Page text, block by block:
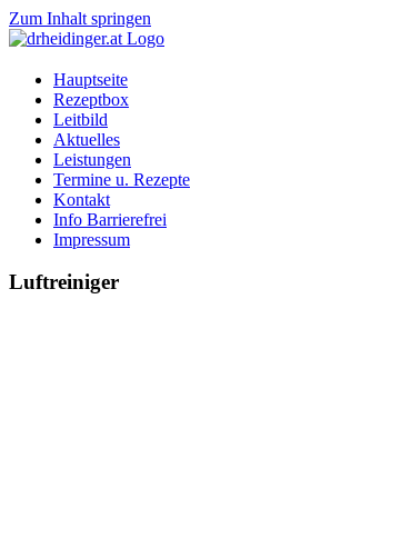
Zum Inhalt springen
Hauptseite
Rezeptbox
Leitbild
Aktuelles
Leistungen
Termine u. Rezepte
Kontakt
Info Barrierefrei
Impressum
Luftreiniger